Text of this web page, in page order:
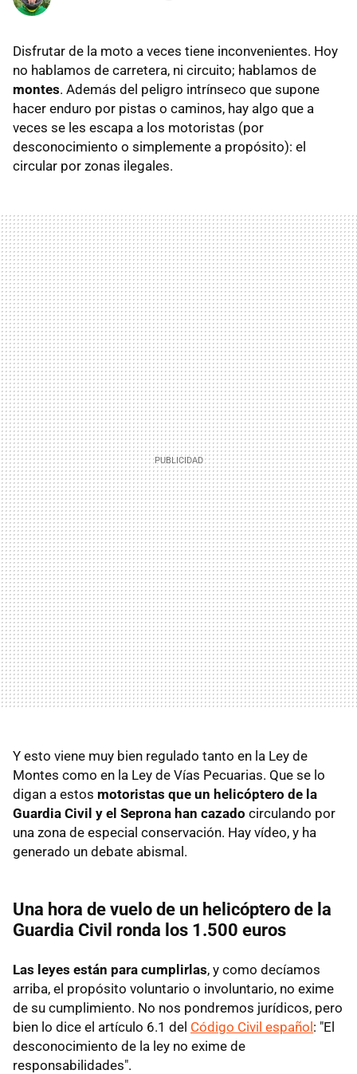
Disfrutar de la moto a veces tiene inconvenientes. Hoy
no hablamos de carretera, ni circuito; hablamos de
montes. Además del peligro intrínseco que supone
hacer enduro por pistas o caminos, hay algo que a
veces se les escapa a los motoristas (por
desconocimiento o simplemente a propósito): el
circular por zonas ilegales.
Y esto viene muy bien regulado tanto en la Ley de
Montes como en la Ley de Vías Pecuarias. Que se lo
digan a estos motoristas que un helicóptero de la
Guardia Civil y el Seprona han cazado circulando por
una zona de especial conservación. Hay vídeo, y ha
generado un debate abismal.
Una hora de vuelo de un helicóptero de la
Guardia Civil ronda los 1.500 euros
Las leyes están para cumplirlas, y como decíamos
arriba, el propósito voluntario o involuntario, no exime
de su cumplimiento. No nos pondremos jurídicos, pero
bien lo dice el artículo 6.1 del Código Civil español: "El
desconocimiento de la ley no exime de
responsabilidades".